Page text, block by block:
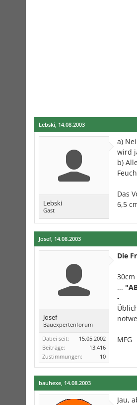
Lebski, 14.08.2003
Lebski
Gast
a)
wird
b)
Das
6,5
Josef, 14.08.2003
Josef
Bauexpertenforum
Dabei seit:
15.05.2002
Beiträge:
13.416
Zustimmungen:
10
Die
...
-
MFG
bauhexe, 14.08.2003
Jau,